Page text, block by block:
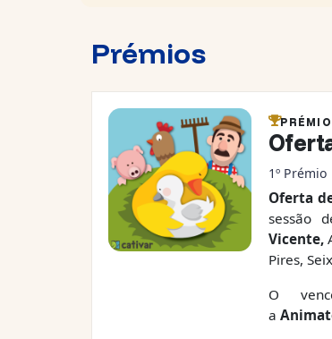
Prémios
PRÉMIO
1º Prémio
Oferta
sessão
Vicente,
Pires,
O
a